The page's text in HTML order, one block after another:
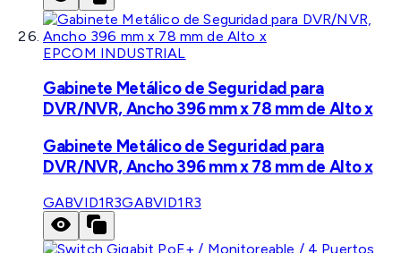
EPCOM INDUSTRIAL
Gabinete Metálico de Seguridad para
DVR/NVR, Ancho 396 mm x 78 mm de Alto x
Gabinete Metálico de Seguridad para
DVR/NVR, Ancho 396 mm x 78 mm de Alto x
GABVID1R3GABVID1R3